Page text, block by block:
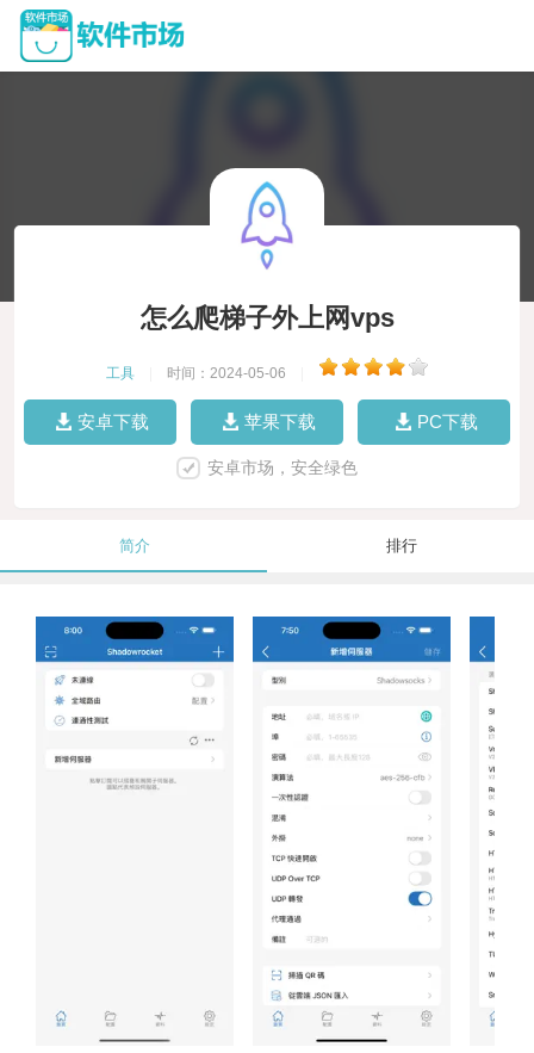
怎么爬梯子外上网vps
工具 时间：2024-05-06
安卓下载 苹果下载 PC下载
安卓市场，安全绿色
简介 排行